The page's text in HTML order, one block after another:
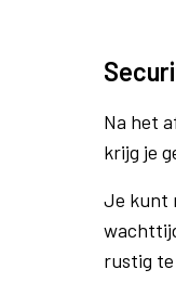
Na het
krijg je
Je kunt
rustig